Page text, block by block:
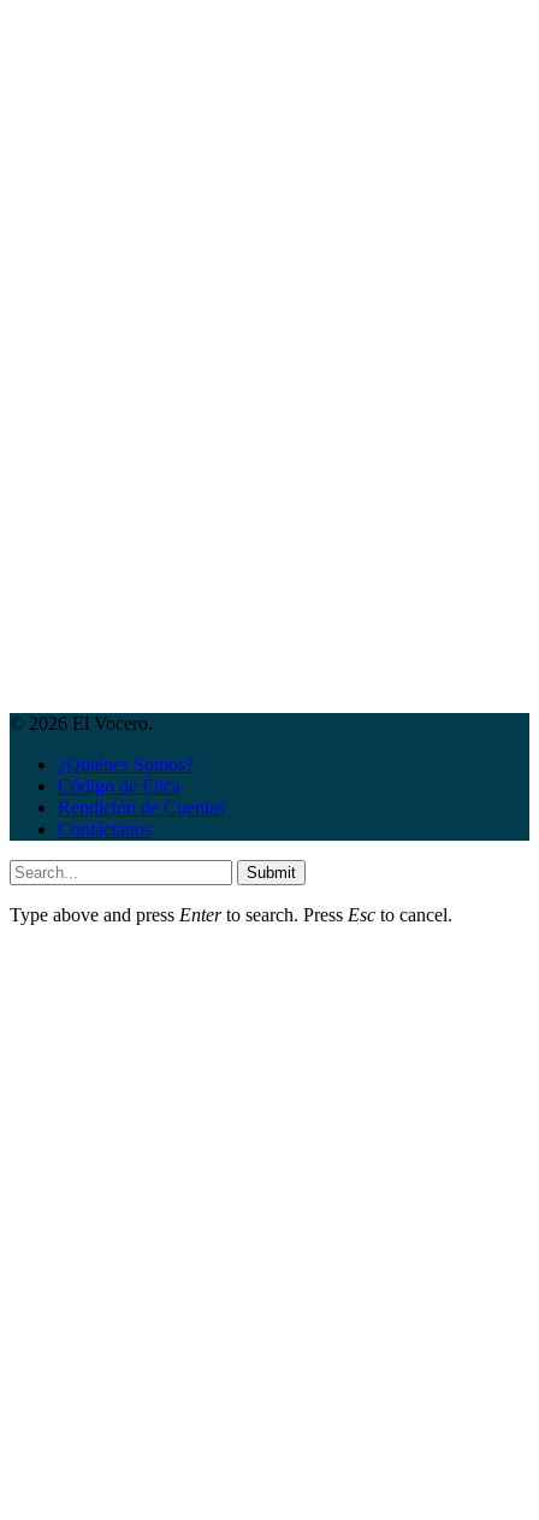
© 2026 El Vocero.
¿Quiénes Somos?
Código de Ética
Rendición de Cuentas
Contáctanos
Submit
Type above and press Enterto search. Press Esc to cancel.